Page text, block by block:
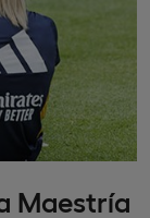
Maestría